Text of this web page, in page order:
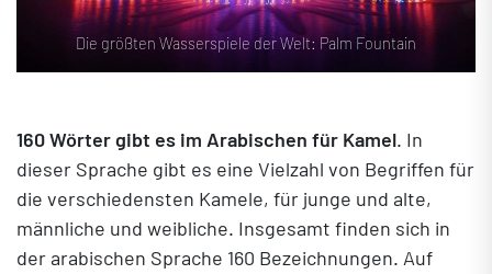
Die größten Wasserspiele der Welt: Palm Fountain
160Wörter gibt es im Arabischen für Kamel. In
dieser Sprache gibt es eine Vielzahl von Begriffen für
die verschiedensten Kamele, für junge und alte,
männliche und weibliche. Insgesamt finden sich in
der arabischen Sprache 160 Bezeichnungen. Auf